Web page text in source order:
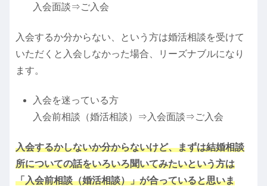
入会面談⇒ご入会
入会するか分からない、という方は婚活相談を受けて
いただくと入会しなかった場合、リーズナブルになり
ます。
入会を迷っている方
入会前相談（婚活相談）⇒入会面談⇒ご入会
入会するかしないか分からないけど、まずは結婚相談
所についての話をいろいろ聞いてみたいという方は
「入会前相談（婚活相談）」が合っていると思いま